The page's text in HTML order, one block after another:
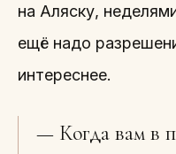
на Аляску,
ещё надо
интереснее.
— Когда вам в